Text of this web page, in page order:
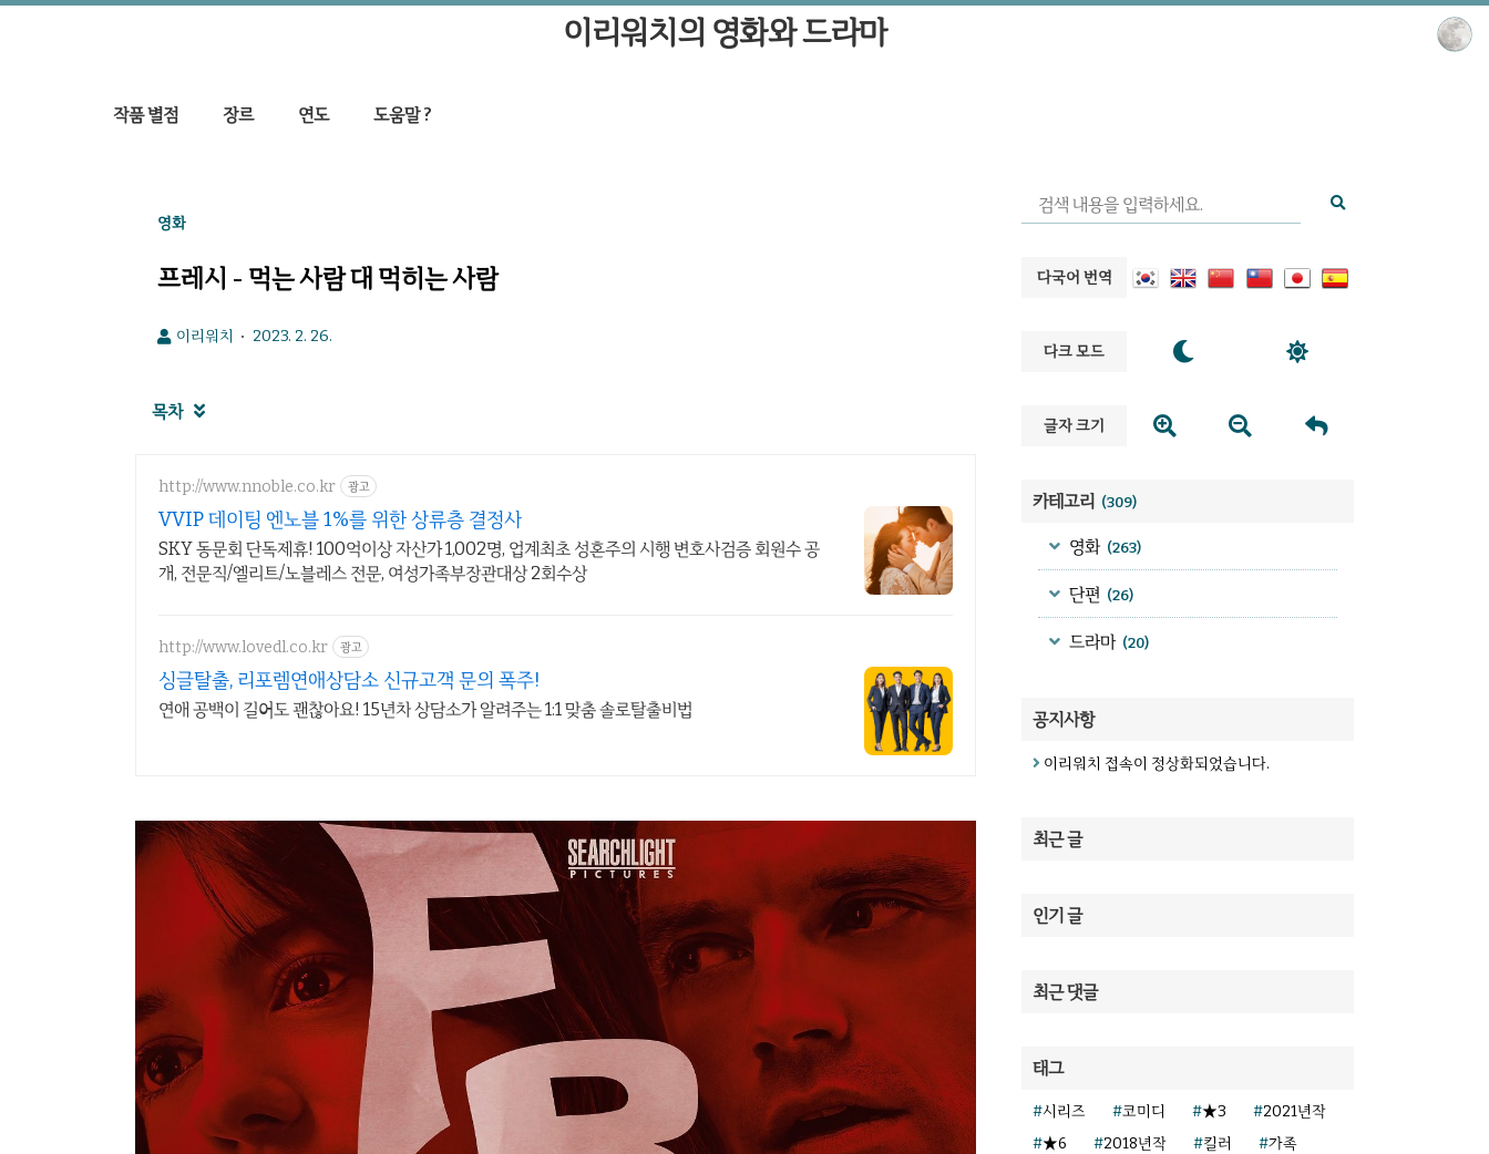
이리워치의 영화와 드라마
작품 별점 장르 연도 도움말 ?
다국어 번역
다크 모드  
글자 크기   
카테고리 (309)
영화 (263)
단편 (26)
드라마 (20)
공지사항
이리워치 접속이 정상화되었습니다.
최근 글
인기 글
최근 댓글
태그
시리즈 코미디 ★3
2021년작
★6
2018년작 킬러
가족
영화
프레시 - 먹는 사람 대 먹히는 사람
이리워치 2023. 2. 26.
목차 
http://www.nnoble.co.kr 광고
VVIP 데이팅 엔노블 1%를 위한 상류층 결정사
SKY 동문회 단독제휴! 100억이상 자산가 1,002명, 업계최초 성혼주의 시행 변호사검증 회원수 공
개, 전문직/엘리트/노블레스 전문, 여성가족부장관대상 2회수상
http://www.lovedl.co.kr 광고
싱글탈출, 리포렘연애상담소 신규고객 문의 폭주!
연애 공백이 길어도 괜찮아요! 15년차 상담소가 알려주는 1:1 맞춤 솔로탈출비법